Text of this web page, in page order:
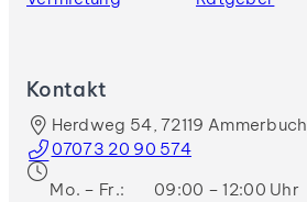
Kontakt
Herdweg 54, 72119 Ammerbuch
07073 20 90 574
Mo. – Fr.:
09:00 – 12:00 Uhr